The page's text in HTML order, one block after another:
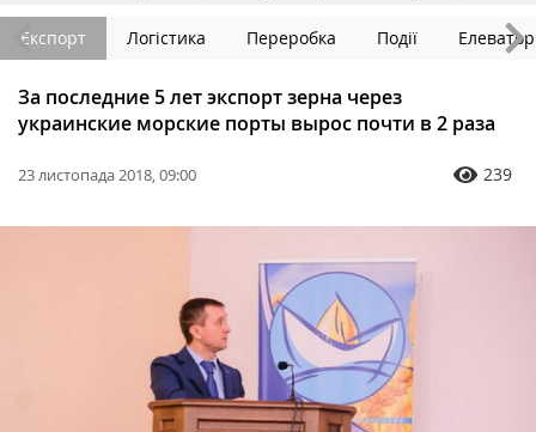
Експорт Логістика Переробка Події
За последние 5 лет экспорт зерна через
украинские морские порты вырос почти в 2 раза
23 листопада 2018, 09:00 239